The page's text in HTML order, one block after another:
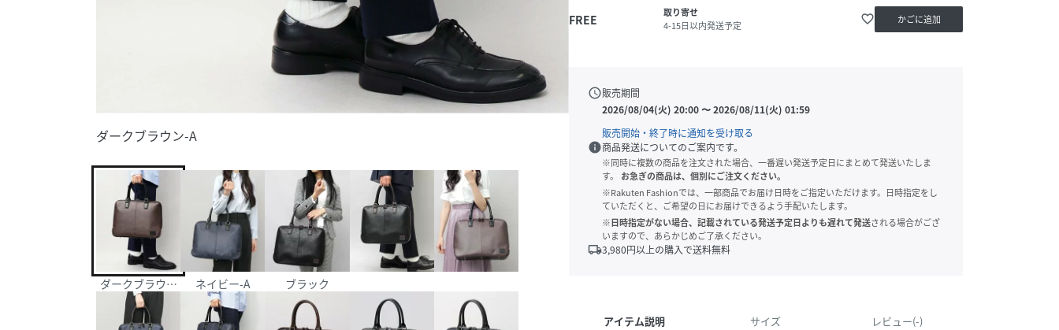
ダークブラウン-A
ダークブラウン-A ネイビー-A ブラック
FREE
取り寄せ
4-15日以内発送予定
favorite_border かごに追加
schedule販売期間
2026/08/04(火) 20:00〜2026/08/11(火) 01:59
販売開始・終了時に通知を受け取る
info商品発送についてのご案内です。
※同時に複数の商品を注文された場合、一番遅い発送予定日にまとめて発送いたしま
す。
お急ぎの商品は、個別にご注文ください。
※Rakuten Fashionでは、一部商品でお届け日時をご指定いただけます。日時指定をし
ていただくと、ご希望の日にお届けできるよう手配いたします。
※日時指定がない場合、記載されている発送予定日よりも遅れて発送される場合がござ
いますので、あらかじめご了承ください。
local_shipping3,980円以上の購入で送料無料
アイテム説明 サイズ レビュー(-)